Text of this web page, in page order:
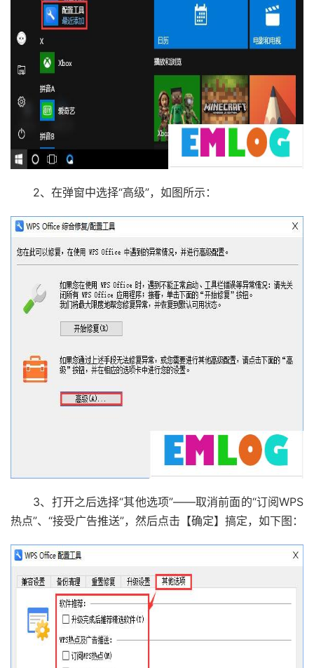
2、在弹窗中选择“高级”，如图所示：
3、打开之后选择“其他选项”——取消前面的“订阅WPS
热点”、“接受广告推送”，然后点击【确定】搞定，如下图：